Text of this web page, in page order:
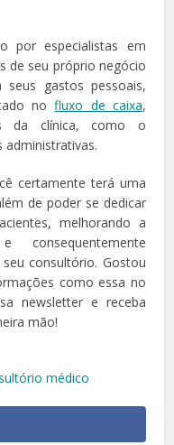
por especialistas em
de seu próprio negócio
gastos pessoais,
nofluxo de caixa,
da clínica, como o
administrativas.
certamente terá uma
de poder se dedicar
melhorando a
consultório. Gostou
como essa no
newsletter e receba
mão!
médico